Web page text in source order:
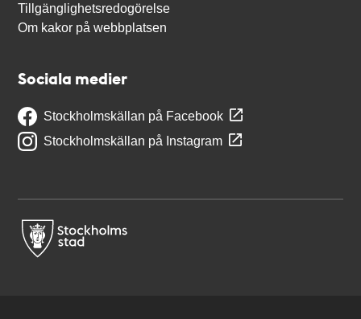
Tillgänglighetsredogörelse
Om kakor på webbplatsen
Sociala medier
Stockholmskällan på Facebook
Stockholmskällan på Instagram